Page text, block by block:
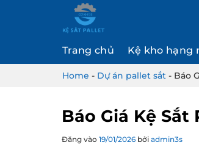
Trang chủ Kệ kho hạng
Home - Dự án pallet sắt - Báo
Báo Giá Kệ
Đăng vào 19/01/2026 bởi admin3s